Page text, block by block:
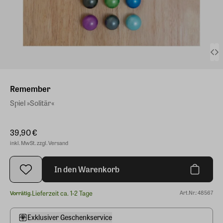
Remember
Spiel »Solitär«
39,90 €
inkl. MwSt. zzgl. Versand
In den Warenkorb
Vorrätig.Lieferzeit ca. 1-2 Tage Art.Nr.: 48567
Exklusiver Geschenkservice